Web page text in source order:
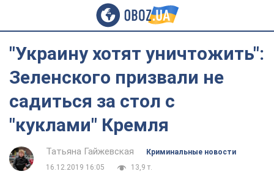
"Украину хотят уничтожить":
Зеленского призвали не
садиться за стол с
"куклами" Кремля
Татьяна Гайжевская
Криминальные новости
16.12.2019 16:05
13,9 т.